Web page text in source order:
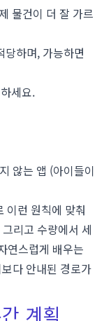
물건이 더 잘 가르
하며, 가능하면
세요.
않는 앱 (아이들이
이런 원칙에 맞춰
리고 수량에서 세
연스럽게 배우는
다 안내된 경로가
계획